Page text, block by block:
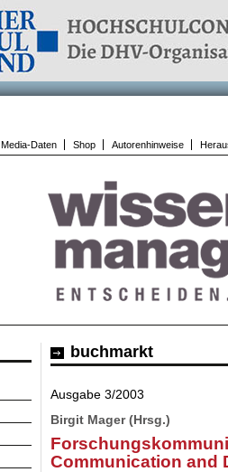
Media-Daten Shop Autorenhinweise
buchmarkt
Ausgabe 3/2003
Birgit Mager (Hrsg.)
Communication and